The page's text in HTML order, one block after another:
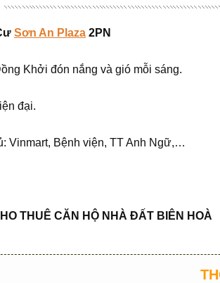
Sơn An Plaza 2PN
Khởi đón nắng và gió mỗi sáng.
đại.
Vinmart, Bệnh viện, TT Anh Ngữ,…
THUÊ CĂN HỘ NHÀ ĐẤT BIÊN HOÀ